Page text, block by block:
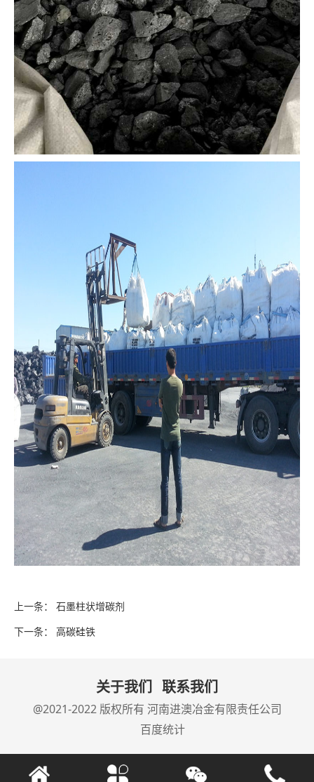
上一条： 石墨柱状增碳剂
下一条： 高碳硅铁
关于我们 联系我们
@2021-2022 版权所有 河南进澳冶金有限责任公司
百度统计